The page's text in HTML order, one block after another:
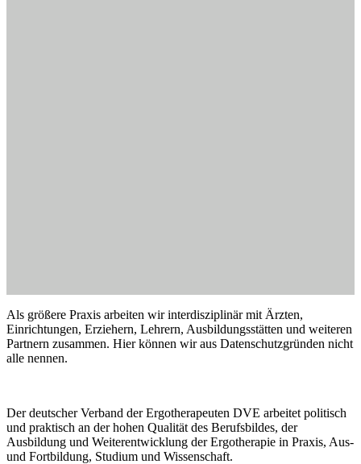
Als größere Praxis arbeiten wir interdisziplinär mit Ärzten,
Einrichtungen, Erziehern, Lehrern, Ausbildungsstätten und weiteren
Partnern zusammen. Hier können wir aus Datenschutzgründen nicht
alle nennen.
Der deutscher Verband der Ergotherapeuten DVE arbeitet politisch
und praktisch an der hohen Qualität des Berufsbildes, der
Ausbildung und Weiterentwicklung der Ergotherapie in Praxis, Aus-
und Fortbildung, Studium und Wissenschaft.